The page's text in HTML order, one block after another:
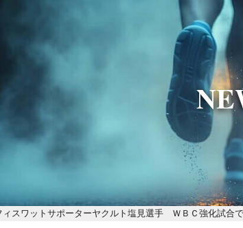
スワットサポーターヤクルト塩見選手 ＷＢＣ強化試合